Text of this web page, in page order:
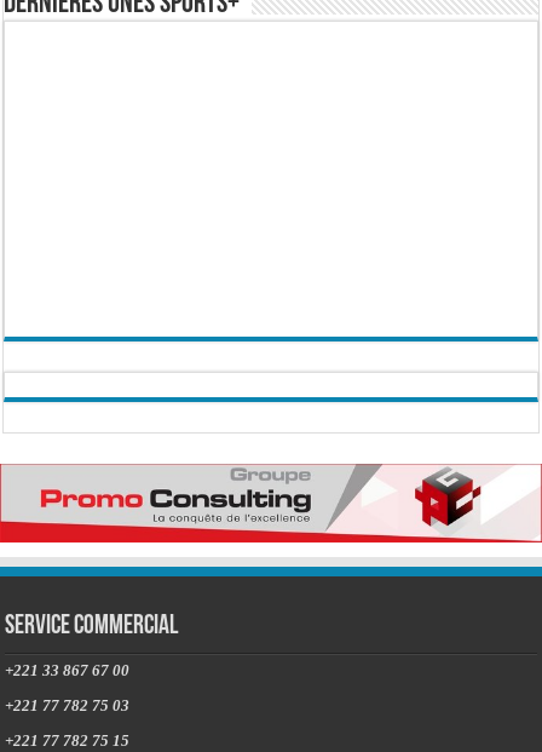
Service commercial
+221 33 867 67 00
+221 77 782 75 03
+221 77 782 75 15